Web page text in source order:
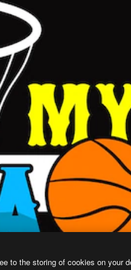
to the storing of cookies on your